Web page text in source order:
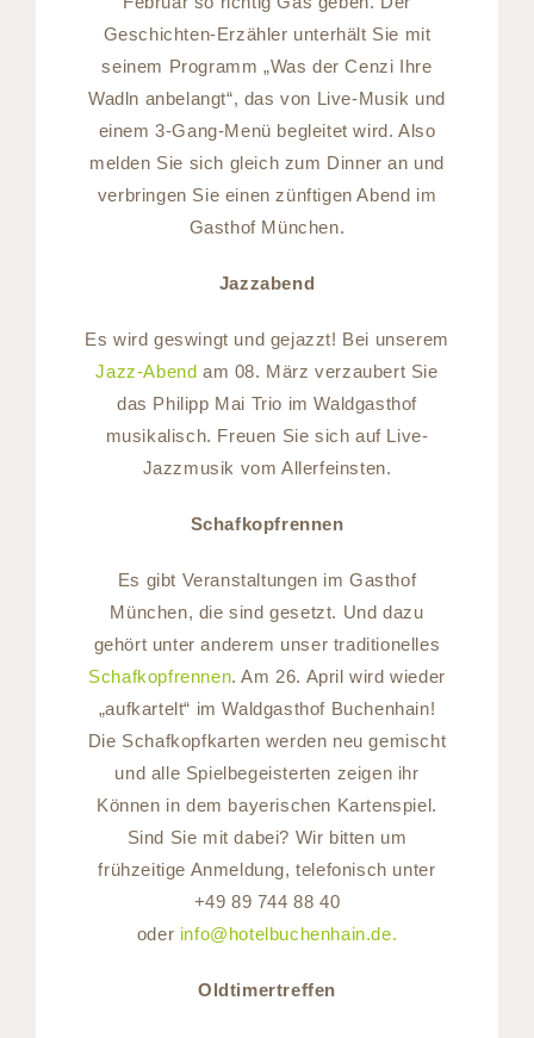
Geschichten-Erzähler unterhält Sie mit
seinem Programm „Was der Cenzi Ihre
Wadln anbelangt“, das von Live-Musik und
einem 3-Gang-Menü begleitet wird. Also
melden Sie sich gleich zum Dinner an und
verbringen Sie einen zünftigen Abend im
Gasthof München.
Jazzabend
Es wird geswingt und gejazzt! Bei unserem
Jazz-Abend am 08. März verzaubert Sie
das Philipp Mai Trio im Waldgasthof
musikalisch. Freuen Sie sich auf Live-
Jazzmusik vom Allerfeinsten.
Schafkopfrennen
Es gibt Veranstaltungen im Gasthof
München, die sind gesetzt. Und dazu
gehört unter anderem unser traditionelles
Schafkopfrennen. Am 26. April wird wieder
„aufkartelt“ im Waldgasthof Buchenhain!
Die Schafkopfkarten werden neu gemischt
und alle Spielbegeisterten zeigen ihr
Können in dem bayerischen Kartenspiel.
Sind Sie mit dabei? Wir bitten um
frühzeitige Anmeldung, telefonisch unter
+49 89 744 88 40
oder info@hotelbuchenhain.de.
Oldtimertreffen